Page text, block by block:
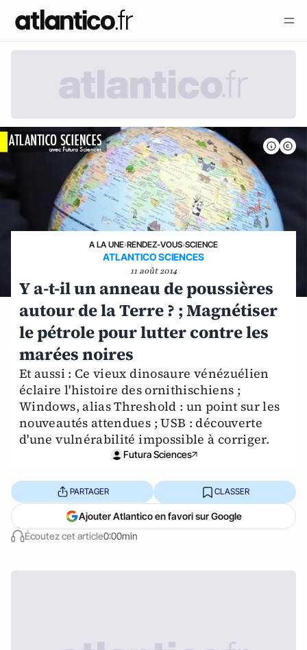
A LA UNE›RENDEZ-VOUS›SCIENCE
ATLANTICO SCIENCES
11 août 2014
Y a-t-il un anneau de poussières
autour de la Terre ? ; Magnétiser
le pétrole pour lutter contre les
marées noires
Et aussi : Ce vieux dinosaure vénézuélien
éclaire l'histoire des ornithischiens ;
Windows, alias Threshold : un point sur les
nouveautés attendues ; USB : découverte
d'une vulnérabilité impossible à corriger.
Futura Sciences
Écoutez cet article0:00min
PARTAGER CLASSER
Ajouter Atlantico en favori sur Google